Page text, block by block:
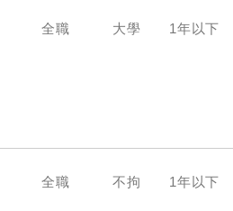
全職 大學 1年以下
全職 不拘 1年以下